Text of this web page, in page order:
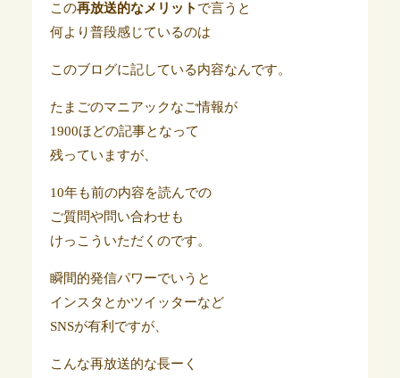
この再放送的なメリット で言うと
何より普段感じているのは
このブログに記している内容なんです。
たまごのマニアックなご情報が
1900ほどの記事となって
残っていますが、
10年も前の内容を読んでの
ご質問や問い合わせも
けっこういただくのです。
瞬間的発信パワーでいうと
インスタとかツイッターなど
SNSが有利ですが、
こんな再放送的な長ーく